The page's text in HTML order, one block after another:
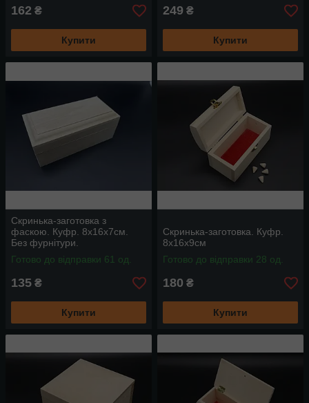
162 ₴
Купити
249 ₴
Купити
Скринька-заготовка з
фаскою. Куфр. 8х16х7см.
Без фурнітури.
Готово до відправки 61 од.
135 ₴
Купити
Скринька-заготовка. Куфр.
8х16х9см
Готово до відправки 28 од.
180 ₴
Купити